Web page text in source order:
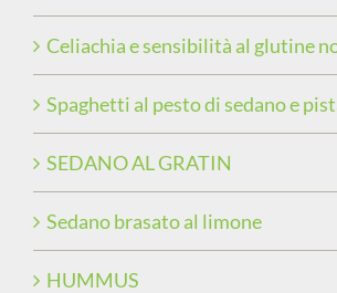
Celiachia e sensibilità al glutine
Spaghetti al pesto di sedano e
SEDANO AL GRATIN
Sedano brasato al limone
HUMMUS